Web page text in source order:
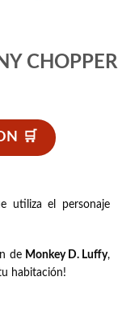
CHOPPER
utiliza el personaje
de Monkey D. Luffy,
habitación!